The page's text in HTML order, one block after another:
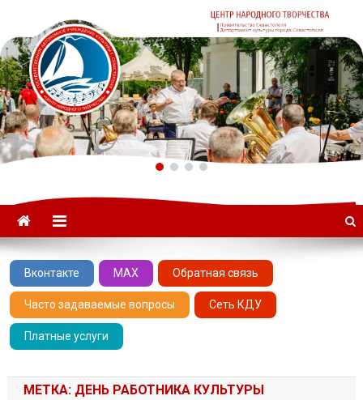
ГАУК «ЦНТ» –
Севастопольский Центр
народного творчества
Вконтакте MAX Обратная связь
Часто задаваемые вопросы Сеть КДУ
Платные услуги
МЕТКА: ДЕНЬ РАБОТНИКА КУЛЬТУРЫ